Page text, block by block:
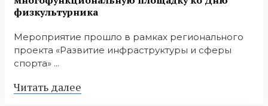
физкультурника
Мероприятие прошло в рамках регионального
проекта «Развитие инфраструктуры и сферы
спорта» ...
Читать далее